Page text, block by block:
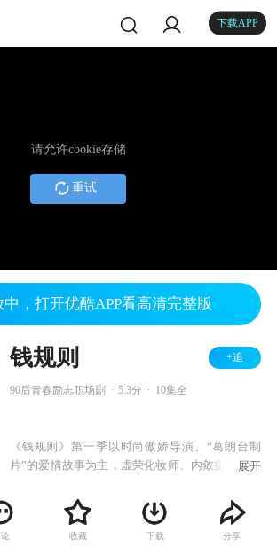
下载APP
请允许cookie存储
重试
，打开优酷APP看高清完整版
钱规则 +追
90后青春励志职场剧 5.3分 10集全
《钱规则》第一季以时尚傲娇导演、“葛朗台制
片”的爱情故事为主，虚荣化妆师、内敛摄像师的
重增强故事的娱乐性和可看性。人物的身份设定
围绕影视圈中的导演、制片、编剧、摄像和服化
展开，深入浅出的揭秘影视圈的生存法则，满足
展开
收藏 下载 分享